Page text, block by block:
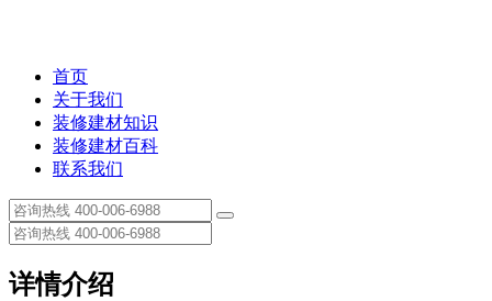
首页
关于我们
装修建材知识
装修建材百科
联系我们
详情介绍